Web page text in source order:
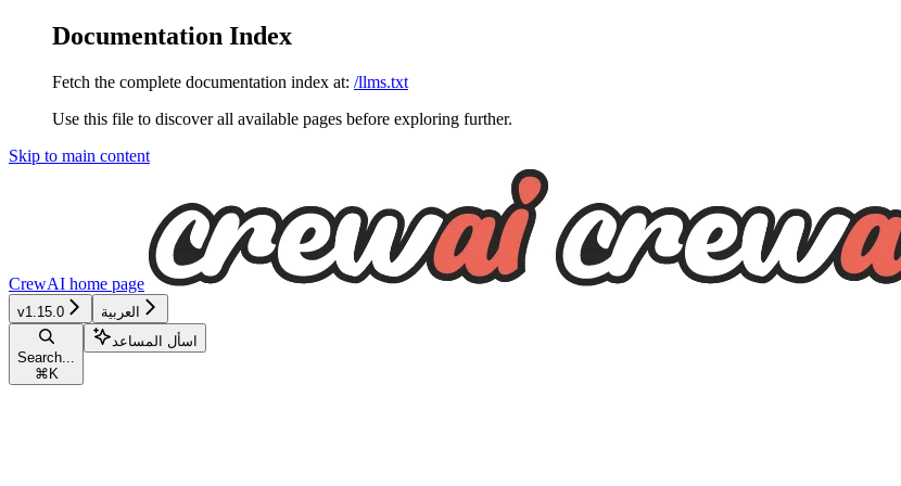
Documentation Index
Fetch the complete documentation index at: /llms.txt
Use this file to discover all available pages before exploring further.
Skip to main content
CrewAI home page
v1.15.0 العربية
Search...
⌘ K
اسأل المساعد